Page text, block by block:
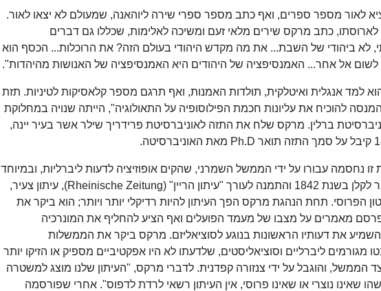
היה סופר פורה, וכבר ב-1837 הוציא לאור מספר ספרים, ואף כתב מספר ספרי שירה ליוהאנה, שמעולם לא יצאו לאור.
כתב מרקס שירים מלאי זעם ומשיכה לאלימות, שכללו גם דברים
לא ביהודי של השבת... את מה מקדש היהודי בעולם הזה? את הרוכלות... הכסף הוא
לשום אל אחר... האמנסיפציה של היהודים היא האמנסיפציה של האנושות מהיהדות".
למד אנגלית ואיטלקית, תולדות האמנות, ואף תרגם מספר קלאסיקות לטיניות. תזת
להוכיח את עליונות חכמת הפילוסופיה על התאולוגיה", הייתה שנויה במחלוקת
ברלין. מרקס שלח את התזה לאוניברסיטת פרידריך שילר אשר בעיר יינה,
נחסמה עבורו על ידי הממשל השמרני, שהקים אופוזיציה לדעות ליברליות, ובמיוחד
אל אלו של ההגליאניים הצעירים. הוא עבר לקלן בשנת 1842 והתמנה לעורך "עיתון הריין" (Rheinische Zeitung), עיתון צעיר,
הפרוסי. תחת הנהגת מרקס הפך העיתון להיות רדיקלי יותר ויותר; הוא ביקר את
פרסם מאמרים על מצבו של מעמד הפועלים ואף הציע להחליף את המונרכיה
את דעותיו הראשונות בנוגע לסוציאליזם. מרקס ביקר את הממשלות
ליברליים וסוציאליסטים, שלדעתו לא היו אפקטיביים מספיק או הזיקו יותר
הממשל, והוגבל על ידי צנזורה קפדנית. לדברי מרקס, "העיתון שלנו מוצג למשטרה
נוצרי או שאינו פרוסי, אין העיתון רשאי לרדת לדפוס". אחרי שפורסמה